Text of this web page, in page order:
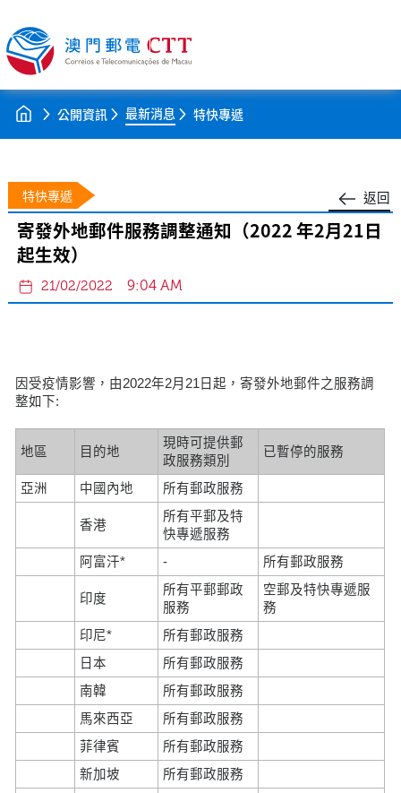
公開資訊 最新消息 特快專遞
返回
特快專遞
寄發外地郵件服務調整通知（2022 年2月21日
起生效）
21/02/2022 9:04 AM
因受疫情影響，由2022年2月21日起，寄發外地郵件之服務調
整如下:
地區 目的地
現時可提供郵
政服務類別
已暫停的服務
亞洲 中國內地 所有郵政服務
香港
所有平郵及特
快專遞服務
阿富汗*
- 所有郵政服務
印度
所有平郵郵政
服務
空郵及特快專遞服
務
印尼*
所有郵政服務
日本
所有郵政服務
南韓
所有郵政服務
馬來西亞
所有郵政服務
菲律賓
所有郵政服務
新加坡
所有郵政服務